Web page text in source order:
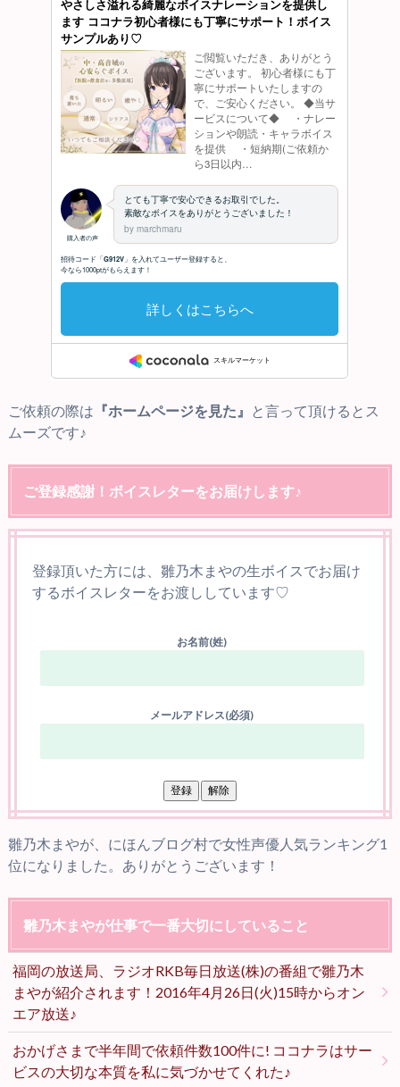
ご依頼の際は 『ホームページを見た』
と言って頂けるとス
ムーズです♪
ご登録感謝！ボイスレターをお届けします♪
登録頂いた方には、雛乃木まやの生ボイスでお届け
するボイスレターをお渡ししています♡
お名前(姓)
メールアドレス(必須)
雛乃木まやが、にほんブログ村で女性声優人気ランキング1
位になりました。ありがとうございます！
雛乃木まやが仕事で一番大切にしていること
福岡の放送局、ラジオRKB毎日放送(株)の番組で雛乃木
まやが紹介されます！2016年4月26日(火)15時からオン
エア放送♪
おかげさまで半年間で依頼件数100件に! ココナラはサー
ビスの大切な本質を私に気づかせてくれた♪